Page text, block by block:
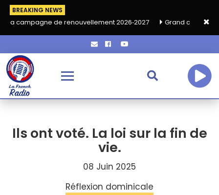
BREAKING NEWS
de renouvellement 2026‑2027 Grand café de rentrée HKA le
Ils ont voté. La loi sur la fin de
vie.
08 Juin 2025
Réflexion dominicale